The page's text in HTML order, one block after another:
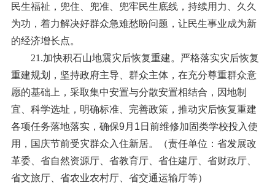
民生福祉，兜住、兜准、兜牢民生底线，持续用力、久久
为功，着力解决好群众急难愁盼问题，让民生事业成为新
的经济增长点。
21.加快积石山地震灾后恢复重建。 严格落实灾后恢复
重建规划，坚持政府主导、群众主体，在充分尊重群众意
愿的基础上，采取集中安置与分散安置相结合，因地制
宜、科学选址，明确标准、完善政策，推动灾后恢复重建
各项任务落地落实，确保9月1日前维修加固类学校投入使
用，国庆节前受灾群众入住新居。（责任单位：省发展改
革委、省自然资源厅、省教育厅、省住建厅、省财政厅、
省文旅厅、省农业农村厅、省交通运输厅等）